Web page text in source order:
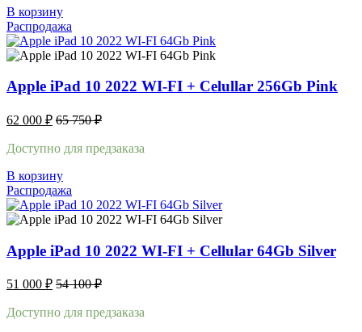
В корзину
Распродажа
Apple iPad 10 2022 WI-FI + Celullar 256Gb Pink
62 000 ₽ 65 750₽
Доступно для предзаказа
В корзину
Распродажа
Apple iPad 10 2022 WI-FI + Cellular 64Gb Silver
51 000 ₽ 54 100₽
Доступно для предзаказа